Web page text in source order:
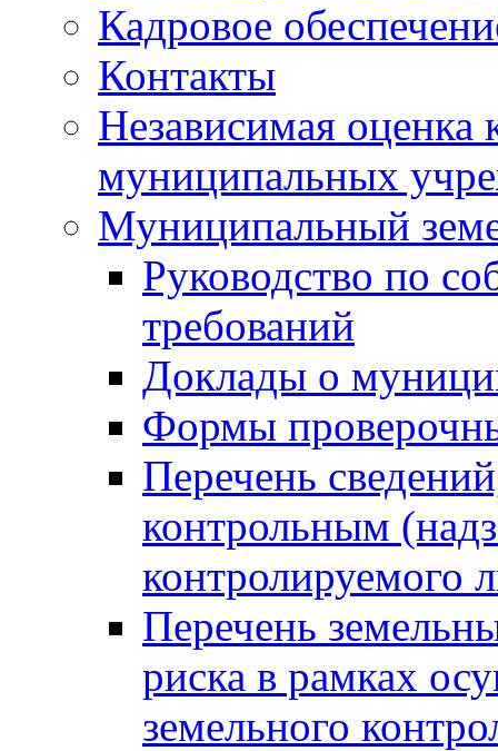
Кадровое
Контакты
Независимая оценка
муниципальных
Муниципальный
Руководство по
требований
Доклады о
Формы
Перечень
контрольным
контролируемого
Перечень
риска в рамках
земельного